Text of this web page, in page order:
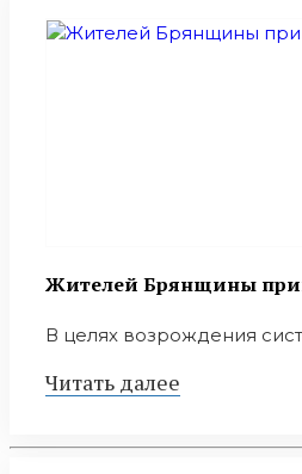
Жителей Брянщины
В целях возрождения
Читать далее